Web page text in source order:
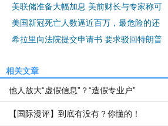
美联储准备大幅加息 美前财长与专家称可
美国新冠死亡人数逼近百万，最危险的还
希拉里向法院提交申请书 要求驳回特朗普
相关文章
他人放大“虚假信息”？“造假专业户”
【国际漫评】到底有没有？你懂的！